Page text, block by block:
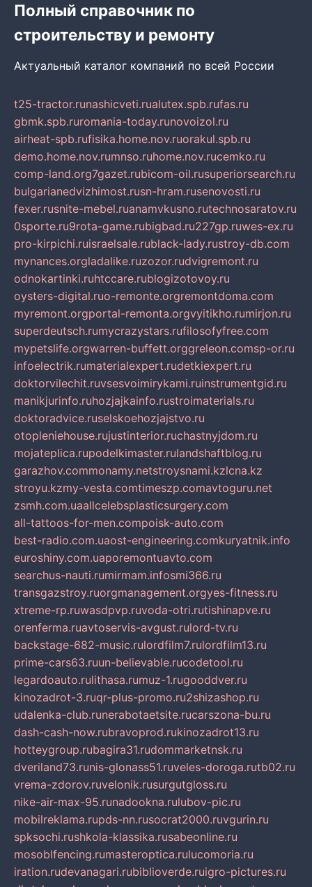
Полный справочник по
строительству и ремонту
Актуальный каталог компаний по всей России
t25-tractor.runashicveti.rualutex.spb.rufas.ru
gbmk.spb.ruromania-today.runovoizol.ru
airheat-spb.rufisika.home.nov.ruorakul.spb.ru
demo.home.nov.rumnso.ruhome.nov.rucemko.ru
comp-land.org7gazet.rubicom-oil.rusuperiorsearch.ru
bulgarianedvizhimost.rusn-hram.rusenovosti.ru
fexer.rusnite-mebel.ruanamvkusno.rutechnosaratov.ru
0sporte.ru9rota-game.rubigbad.ru227gp.ruwes-ex.ru
pro-kirpichi.ruisraelsale.rublack-lady.rustroy-db.com
mynances.orgladalike.ruzozor.rudvigremont.ru
odnokartinki.ruhtccare.rublogizotovoy.ru
oysters-digital.ruo-remonte.orgremontdoma.com
myremont.orgportal-remonta.orgvyitikho.rumirjon.ru
superdeutsch.rumycrazystars.rufilosofyfree.com
mypetslife.orgwarren-buffett.orggreleon.comsp-or.ru
infoelectrik.rumaterialexpert.rudetkiexpert.ru
doktorvilechit.ruvsesvoimirykami.ruinstrumentgid.ru
manikjurinfo.ruhozjajkainfo.rustroimaterials.ru
doktoradvice.ruselskoehozjajstvo.ru
otopleniehouse.rujustinterior.ruchastnyjdom.ru
mojateplica.rupodelkimaster.rulandshaftblog.ru
garazhov.commonamy.netstroysnami.kzlcna.kz
stroyu.kzmy-vesta.comtimeszp.comavtoguru.net
zsmh.com.uaallcelebsplasticsurgery.com
all-tattoos-for-men.compoisk-auto.com
best-radio.com.uaost-engineering.comkuryatnik.info
euroshiny.com.uaporemontuavto.com
searchus-nauti.rumirmam.infosmi366.ru
transgazstroy.ruorgmanagement.orgyes-fitness.ru
xtreme-rp.ruwasdpvp.ruvoda-otri.rutishinapve.ru
orenferma.ruavtoservis-avgust.rulord-tv.ru
backstage-682-music.rulordfilm7.rulordfilm13.ru
prime-cars63.ruun-believable.rucodetool.ru
legardoauto.rulithasa.rumuz-1.rugooddver.ru
kinozadrot-3.ruqr-plus-promo.ru2shizashop.ru
udalenka-club.runerabotaetsite.rucarszona-bu.ru
dash-cash-now.rubravoprod.rukinozadrot13.ru
hotteygroup.rubagira31.rudommarketnsk.ru
dveriland73.runis-glonass51.ruveles-doroga.rutb02.ru
vrema-zdorov.ruvelonik.rusurgutgloss.ru
nike-air-max-95.runadookna.rulubov-pic.ru
mobilreklama.rupds-nn.rusocrat2000.ruvgurin.ru
spksochi.rushkola-klassika.rusabeonline.ru
mosoblfencing.rumasteroptica.rulucomoria.ru
iration.rudevanagari.rubiblioverde.ruigro-pictures.ru